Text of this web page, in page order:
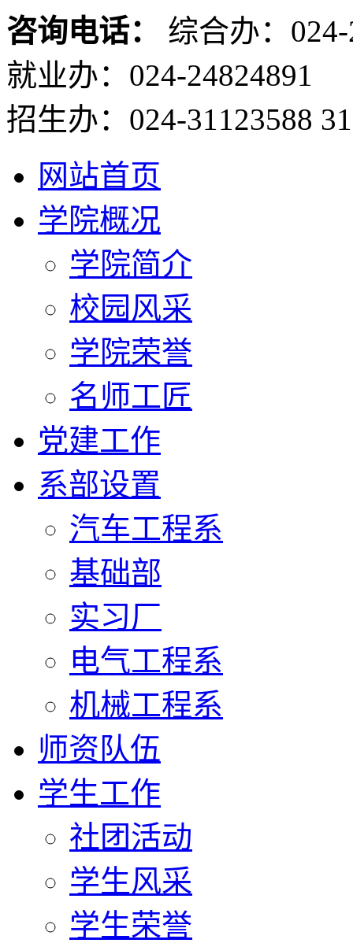
咨询电话：
综合办：
就业办：024-24824891
招生办：024-31123588
网站首页
学院概况
学院简介
校园风采
学院荣誉
名师工匠
党建工作
系部设置
汽车工程系
基础部
实习厂
电气工程系
机械工程系
师资队伍
学生工作
社团活动
学生风采
学生荣誉